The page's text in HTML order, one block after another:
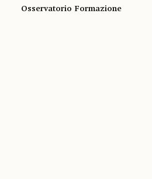
Osservatorio Formazione